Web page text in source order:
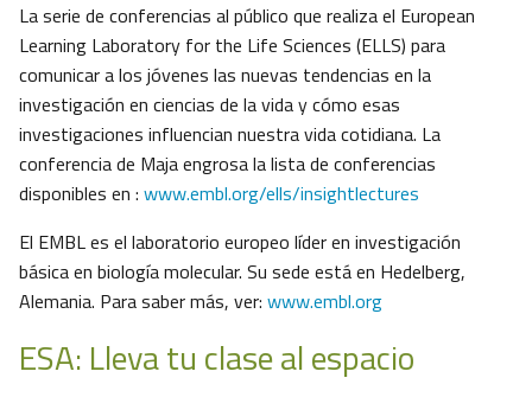
La serie de conferencias al público que realiza el European
Learning Laboratory for the Life Sciences (ELLS) para
comunicar a los jóvenes las nuevas tendencias en la
investigación en ciencias de la vida y cómo esas
investigaciones influencian nuestra vida cotidiana. La
conferencia de Maja engrosa la lista de conferencias
disponibles en : www.embl.org/ells/insightlectures
El EMBL es el laboratorio europeo líder en investigación
básica en biología molecular. Su sede está en Hedelberg,
Alemania. Para saber más, ver: www.embl.org
ESA: Lleva tu clase al espacio